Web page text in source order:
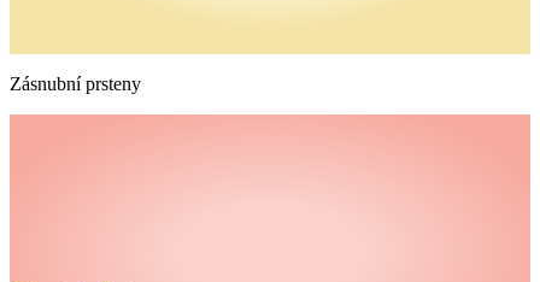
Zásnubní prsteny